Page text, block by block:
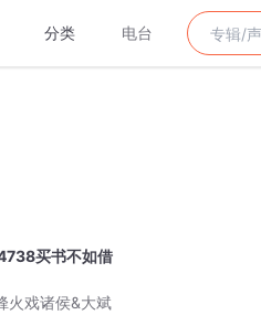
分类 电台
买书不如借
火戏诸侯&大斌